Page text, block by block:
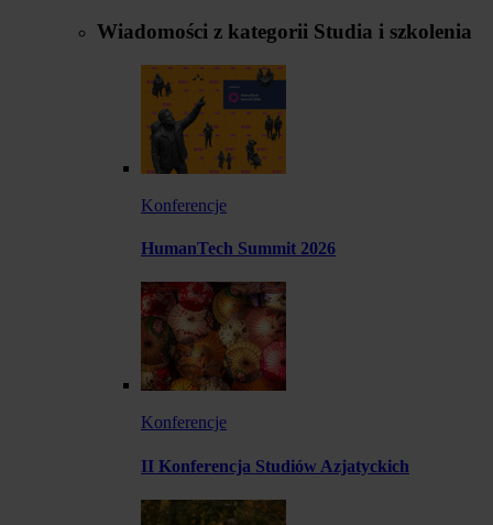
Wiadomości z kategorii Studia i szkolenia
Konferencje
HumanTech Summit 2026
Konferencje
II Konferencja Studiów Azjatyckich